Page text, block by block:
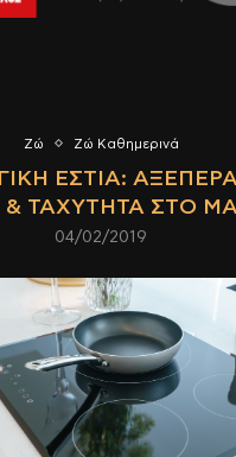
Ζώ Ζώ Καθημερινά
ΕΣΤΊΑ:
ΤΑΧΎΤΗΤΑ ΣΤΟ
04/02/2019